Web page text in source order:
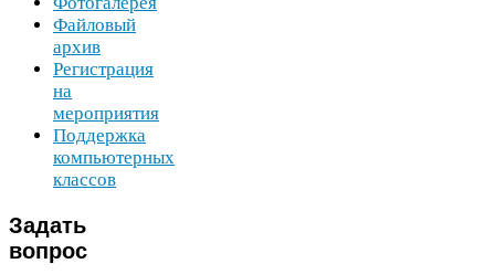
Файловый
архив
Регистрация
на
мероприятия
Поддержка
компьютерных
классов
Задать
вопрос